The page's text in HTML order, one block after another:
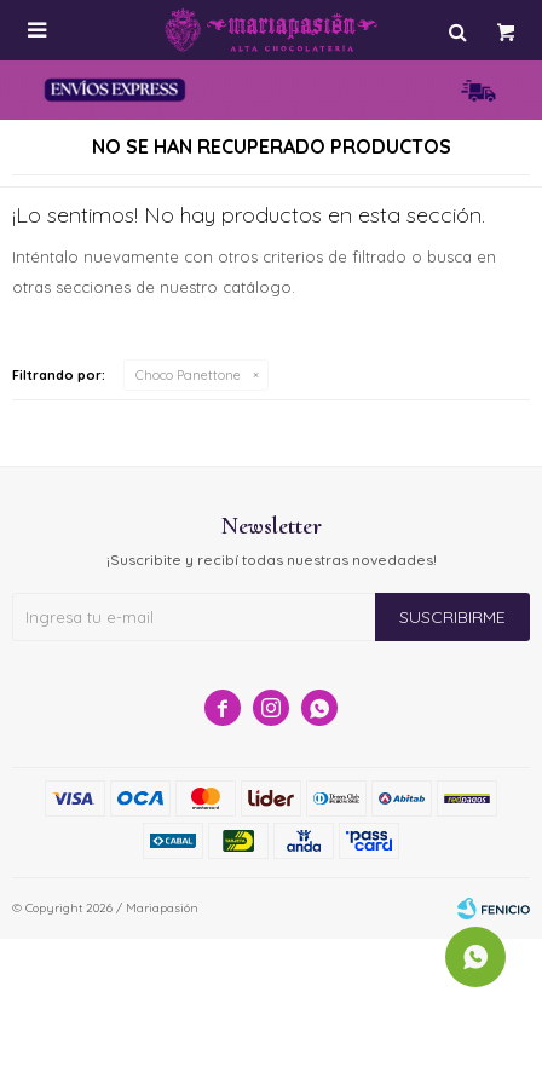

NO SE HAN RECUPERADO PRODUCTOS
¡Lo sentimos! No hay productos en esta sección.
Inténtalo nuevamente con otros criterios de filtrado o busca en
otras secciones de nuestro catálogo.
Filtrando por: Choco Panettone
  
Newsletter
¡Suscribite y recibí todas nuestras novedades!
SUSCRIBIRME
© Copyright 2026 / Mariapasión